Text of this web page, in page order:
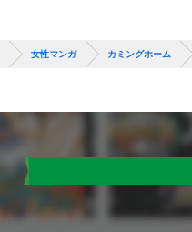
女性マンガ カミングホーム